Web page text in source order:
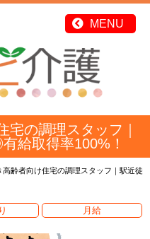
宅の調理スタッフ｜
給取得率100%！
高齢者向け住宅の調理スタッフ｜駅近徒
月給